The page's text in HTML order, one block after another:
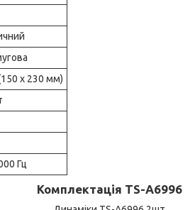
x 230 мм)
Гц
Комплектація TS-A6996